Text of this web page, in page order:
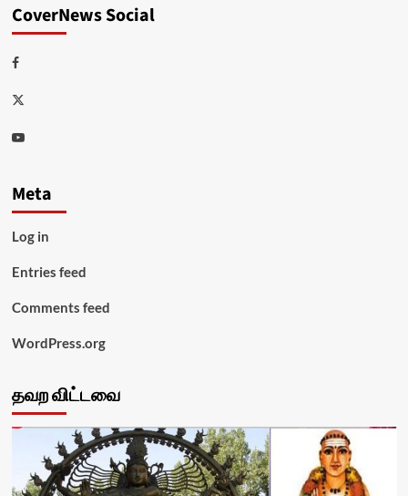
CoverNews Social
Facebook
Twitter
Youtube
Meta
Log in
Entries feed
Comments feed
WordPress.org
தவற விட்டவை